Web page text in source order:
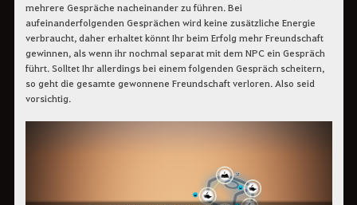
mehrere Gespräche nacheinander zu führen. Bei
aufeinanderfolgenden Gesprächen wird keine zusätzliche Energie
verbraucht, daher erhaltet könnt Ihr beim Erfolg mehr Freundschaft
gewinnen, als wenn ihr nochmal separat mit dem NPC ein Gespräch
führt. Solltet Ihr allerdings bei einem folgenden Gespräch scheitern,
so geht die gesamte gewonnene Freundschaft verloren. Also seid
vorsichtig.